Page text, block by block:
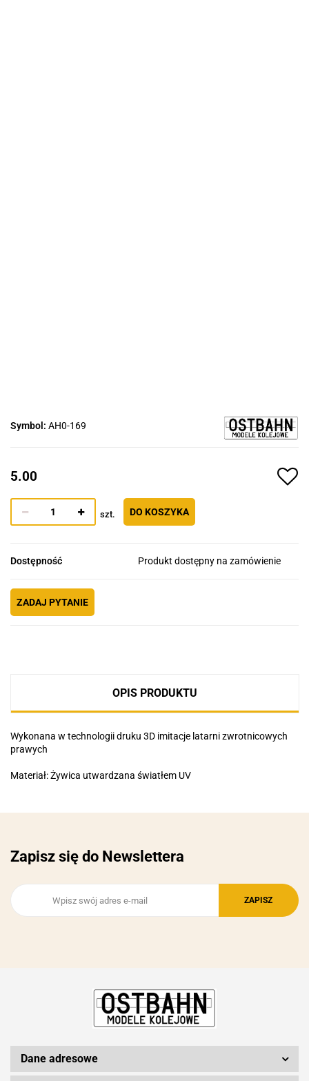
Symbol: AH0-169
5.00
szt. DO KOSZYKA
Dostępność Produkt dostępny na zamówienie
ZADAJ PYTANIE
OPIS PRODUKTU
Wykonana w technologii druku 3D imitacje latarni zwrotnicowych
prawych
Materiał: Żywica utwardzana światłem UV
Zapisz się do Newslettera
Dane adresowe